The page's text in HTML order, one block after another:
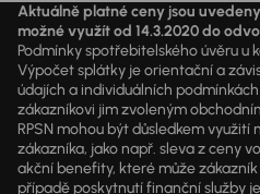
Aktuálně platné ceny jsou
možné využít od 14.3.2020 do
Podmínky spotřebitelského úvěru u
Výpočet splátky je orientační a
údajích a individuálních
zákazníkovi jim zvoleným
RPSN mohou být důsledkem
zákazníka, jako např. sleva z ceny
akční benefity, které může
případě poskytnutí finanční služby